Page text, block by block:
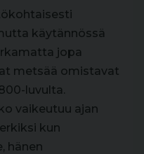
käytännössä
jopa
metsää omistavat
luvulta.
vaikeutuu ajan
kun
hänen